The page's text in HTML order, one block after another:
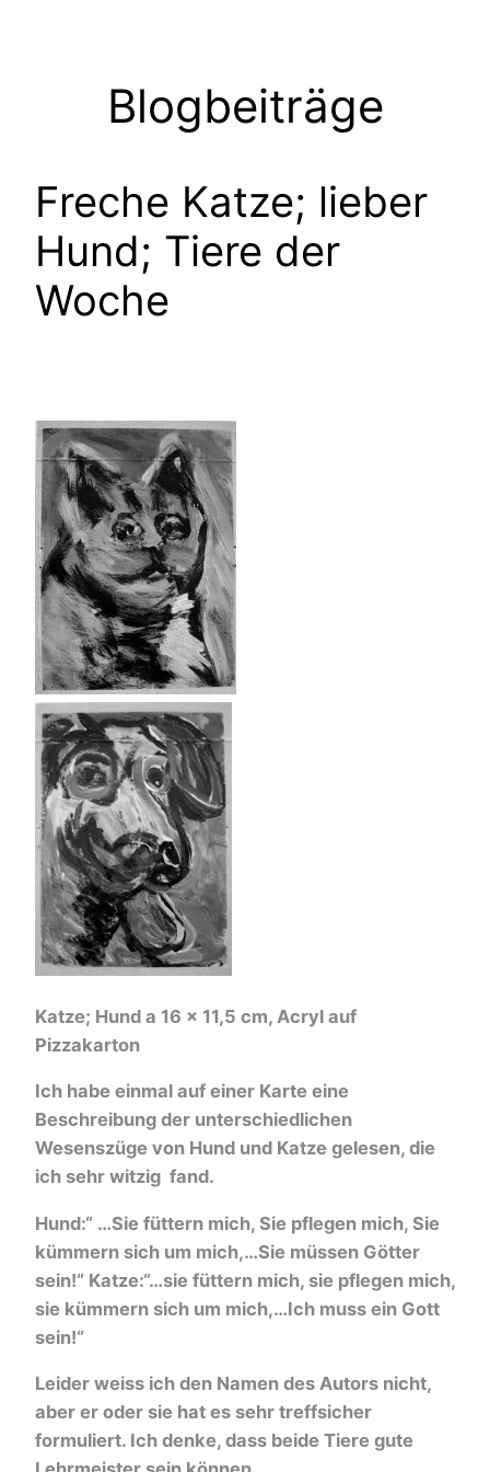
Blogbeiträge
Freche Katze; lieber
Hund; Tiere der
Woche
Katze; Hund a 16 x 11,5 cm, Acryl auf
Pizzakarton
Ich habe einmal auf einer Karte eine
Beschreibung der unterschiedlichen
Wesenszüge von Hund und Katze gelesen, die
ich sehr witzig fand.
Hund:“ …Sie füttern mich, Sie pflegen mich, Sie
kümmern sich um mich,…Sie müssen Götter
sein!“ Katze:“…sie füttern mich, sie pflegen mich,
sie kümmern sich um mich,…Ich muss ein Gott
sein!“
Leider weiss ich den Namen des Autors nicht,
aber er oder sie hat es sehr treffsicher
formuliert. Ich denke, dass beide Tiere gute